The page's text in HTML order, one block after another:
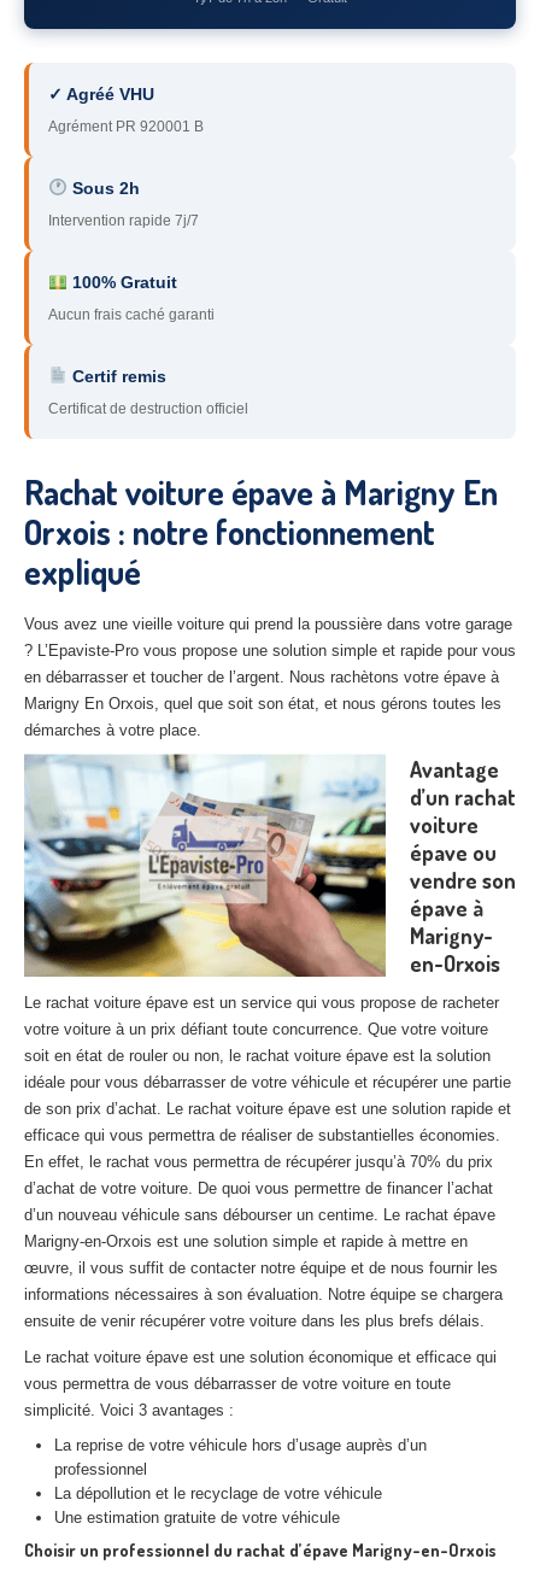
78– Yvelines
93– Seine-Saint-Denis
95– Val d’Oise
91 – Essonne
89– Yonne
60 – Oise
51– Marne
28 – Eure-et-Loir
– Eure
02– Aisne
Tousles secteurs
CENTRE VHU AGRÉE
Centre agréé VHU Paris 75 : casse auto avec destruction
Centreagréé VHU 77 : casse auto avec destruction
Centreagréé VHU 78 : casse auto avec destruction
Centreagréé VHU 91 : casse auto avec destruction
Centreagréé VHU 92 : casse auto avec destruction
Centreagréé VHU 93 : casse auto avec destruction
Centreagréé VHU 94 : casse auto avec destruction
Centreagréé VHU 95 : casse auto avec destruction
DOCUMENTS À JOINDRE
RACHATVÉHICULES
CONTACT
01 83 64 20 40
✓ Agréé VHU
Agrément PR 920001 B
Sous 2h
Intervention rapide 7j/7
100% Gratuit
Aucun frais caché garanti
Certif remis
Certificat de destruction officiel
Rachat voiture épave à Marigny En
Orxois : notre fonctionnement
expliqué
Vous avez une vieille voiture qui prend la poussière dans votre garage
? L’Epaviste-Pro vous propose une solution simple et rapide pour vous
en débarrasser et toucher de l’argent. Nous rachètons votre épave à
Marigny En Orxois, quel que soit son état, et nous gérons toutes les
démarches à votre place.
Avantage
d’un rachat
voiture
épave ou
vendre son
épave à
Marigny-
en-Orxois
Le rachat voiture épave est un service qui vous propose de racheter
votre voiture à un prix défiant toute concurrence. Que votre voiture
soit en état de rouler ou non, le rachat voiture épave est la solution
idéale pour vous débarrasser de votre véhicule et récupérer une partie
de son prix d’achat. Le rachat voiture épave est une solution rapide et
efficace qui vous permettra de réaliser de substantielles économies.
En effet, le rachat vous permettra de récupérer jusqu’à 70% du prix
d’achat de votre voiture. De quoi vous permettre de financer l’achat
d’un nouveau véhicule sans débourser un centime. Le rachat épave
Marigny-en-Orxois est une solution simple et rapide à mettre en
œuvre, il vous suffit de contacter notre équipe et de nous fournir les
informations nécessaires à son évaluation. Notre équipe se chargera
ensuite de venir récupérer votre voiture dans les plus brefs délais.
Le rachat voiture épave est une solution économique et efficace qui
vous permettra de vous débarrasser de votre voiture en toute
simplicité. Voici 3 avantages :
La reprise de votre véhicule hors d’usage auprès d’un
professionnel
La dépollution et le recyclage de votre véhicule
Une estimation gratuite de votre véhicule
Choisir un professionnel du rachat d’épave Marigny-en-Orxois